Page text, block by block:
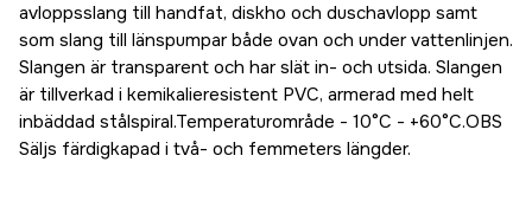
avloppsslang till handfat, diskho och duschavlopp samt
som slang till länspumpar både ovan och under vattenlinjen.
Slangen är transparent och har slät in- och utsida. Slangen
är tillverkad i kemikalieresistent PVC, armerad med helt
inbäddad stålspiral.Temperaturområde - 10°C - +60°C.OBS
Säljs färdigkapad i två- och femmeters längder.